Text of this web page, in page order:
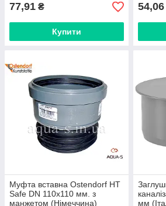
77,91 ₴
Купити
54,06
Муфта вставна Ostendorf HT
Safe DN 110x110 мм. з
манжетом (Німеччина)
мм